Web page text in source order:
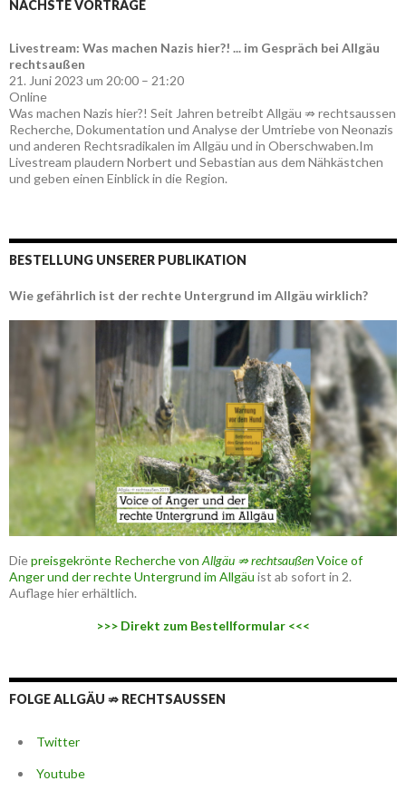
NÄCHSTE VORTRÄGE
Livestream: Was machen Nazis hier?! ... im Gespräch bei Allgäu
rechtsaußen
21. Juni 2023 um 20:00 – 21:20
Online
Was machen Nazis hier?! Seit Jahren betreibt Allgäu ⇏ rechtsaussen
Recherche, Dokumentation und Analyse der Umtriebe von Neonazis
und anderen Rechtsradikalen im Allgäu und in Oberschwaben.Im
Livestream plaudern Norbert und Sebastian aus dem Nähkästchen
und geben einen Einblick in die Region.
BESTELLUNG UNSERER PUBLIKATION
Wie gefährlich ist der rechte Untergrund im Allgäu wirklich?
Diepreisgekrönte Recherche von Allgäu ⇏ rechtsaußenVoice of
Anger und der rechte Untergrund im Allgäu ist ab sofort in 2.
Auflage hier erhältlich.
>>> Direkt zum Bestellformular <<<
FOLGE ALLGÄU ⇏ RECHTSAUSSEN
Twitter
Youtube